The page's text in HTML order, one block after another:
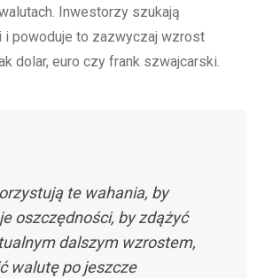
Inwestorzy szukają
i powoduje to zazwyczaj wzrost
dolar, euro czy frank szwajcarski.
te wahania, by
oszczędności, by zdążyć
dalszym wzrostem,
walutę po jeszcze